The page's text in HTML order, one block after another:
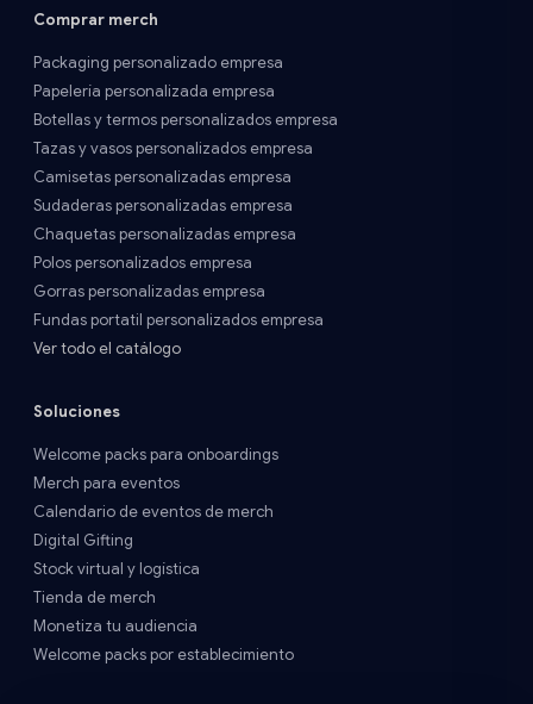
Comprar merch
Packaging personalizado empresa
Papelería personalizada empresa
Botellas y termos personalizados empresa
Tazas y vasos personalizados empresa
Camisetas personalizadas empresa
Sudaderas personalizadas empresa
Chaquetas personalizadas empresa
Polos personalizados empresa
Gorras personalizadas empresa
Fundas portatil personalizados empresa
Ver todo el catálogo
Soluciones
Welcome packs para onboardings
Merch para eventos
Calendario de eventos de merch
Digital Gifting
Stock virtual y logística
Tienda de merch
Monetiza tu audiencia
Welcome packs por establecimiento